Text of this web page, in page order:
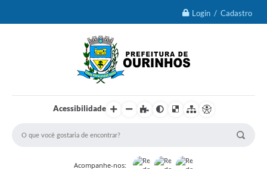
Login / Cadastro
Acessibilidade
Acompanhe-nos: